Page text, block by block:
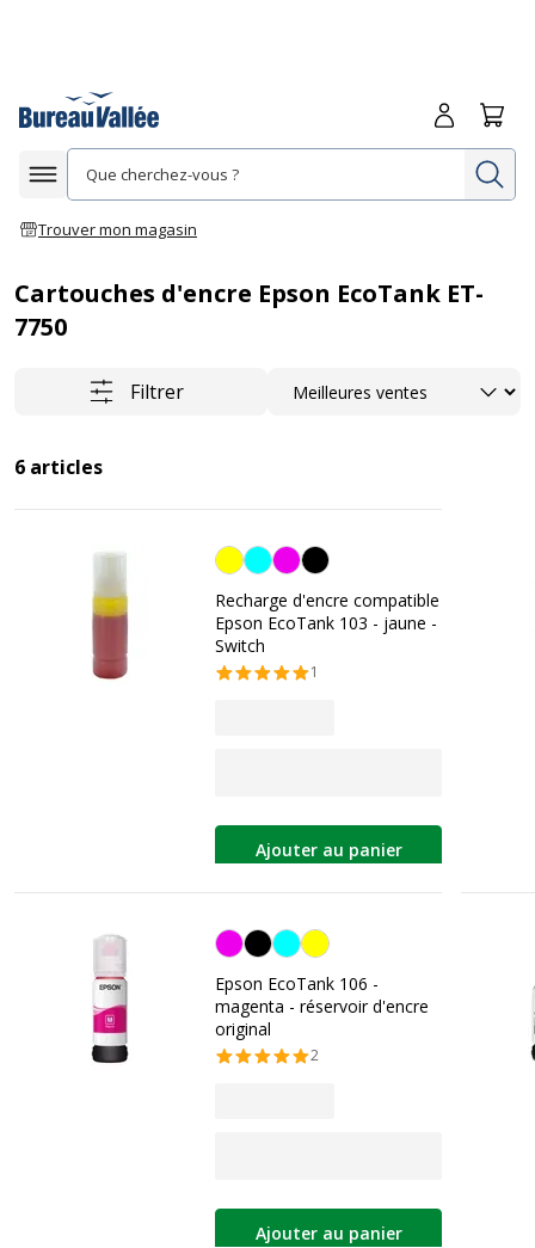
Afficher la navigation
Trouver mon magasin
Me
Cartouches d'encre Epson EcoTank ET-
7750
Filtrer Trier
6 articles
Jaune
Recharge d'encre compatible
Epson EcoTank 103 - jaune -
Switch
1
Ajouter au panier
Magenta
Epson EcoTank 106 -
magenta - réservoir d'encre
original
2
Ajouter au panier